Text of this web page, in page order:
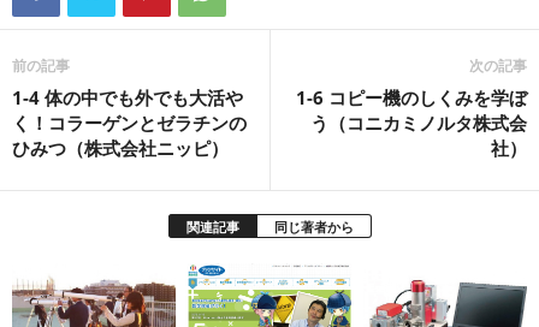
前の記事
1-4 体の中でも外でも大活や
く！コラーゲンとゼラチンの
ひみつ（株式会社ニッピ）
次の記事
1-6 コピー機のしくみを学ぼ
う（コニカミノルタ株式会
社）
関連記事 同じ著者から